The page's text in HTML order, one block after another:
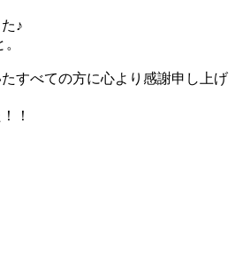
♪
すべての方に心より感謝申し上げ
！